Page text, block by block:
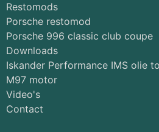
Restomods
Porsche restomod
Porsche 996 classic club coupe
Downloads
Iskander Performance IMS olie
M97 motor
Video's
Contact